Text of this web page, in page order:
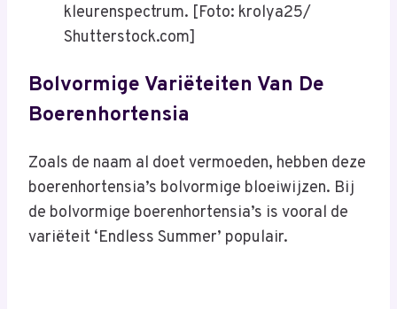
kleurenspectrum. [Foto: krolya25/
Shutterstock.com]
Bolvormige Variëteiten Van De
Boerenhortensia
Zoals de naam al doet vermoeden, hebben deze
boerenhortensia’s bolvormige bloeiwijzen. Bij
de bolvormige boerenhortensia’s is vooral de
variëteit ‘Endless Summer’ populair.